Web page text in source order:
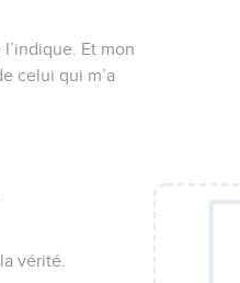
Et mon
celui qui m’a
vérité.